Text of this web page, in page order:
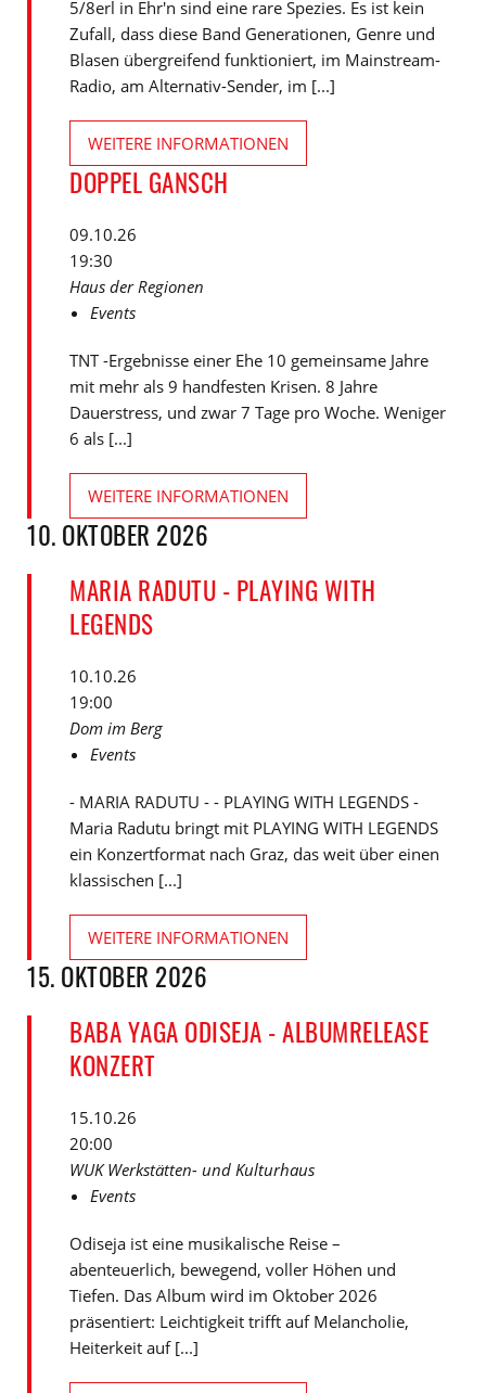
5/8erl in Ehr'n sind eine rare Spezies. Es ist kein
Zufall, dass diese Band Generationen, Genre und
Blasen übergreifend funktioniert, im Mainstream-
Radio, am Alternativ-Sender, im [...]
WEITERE INFORMATIONEN
DOPPEL GANSCH
09.10.26
19:30
Haus der Regionen
Events
TNT -Ergebnisse einer Ehe 10 gemeinsame Jahre
mit mehr als 9 handfesten Krisen. 8 Jahre
Dauerstress, und zwar 7 Tage pro Woche. Weniger
6 als [...]
WEITERE INFORMATIONEN
10. OKTOBER 2026
MARIA RADUTU - PLAYING WITH
LEGENDS
10.10.26
19:00
Dom im Berg
Events
- MARIA RADUTU - - PLAYING WITH LEGENDS -
Maria Radutu bringt mit PLAYING WITH LEGENDS
ein Konzertformat nach Graz, das weit über einen
klassischen [...]
WEITERE INFORMATIONEN
15. OKTOBER 2026
BABA YAGA ODISEJA - ALBUMRELEASE
KONZERT
15.10.26
20:00
WUK Werkstätten- und Kulturhaus
Events
Odiseja ist eine musikalische Reise –
abenteuerlich, bewegend, voller Höhen und
Tiefen. Das Album wird im Oktober 2026
präsentiert: Leichtigkeit trifft auf Melancholie,
Heiterkeit auf [...]